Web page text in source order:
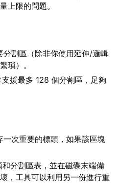
上限的問題。
分割區（除非你使用延伸/邏輯
瑣）。
援最多 128 個分割區，足夠
次重要的標頭，如果該區塊
分割區表，並在磁碟末端備
，工具可以利用另一份進行重